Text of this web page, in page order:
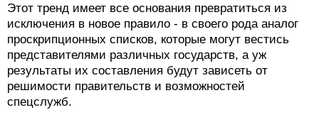
Этот тренд имеет все основания превратиться из
исключения в новое правило - в своего рода аналог
проскрипционных списков, которые могут вестись
представителями различных государств, а уж
результаты их составления будут зависеть от
решимости правительств и возможностей
спецслужб.